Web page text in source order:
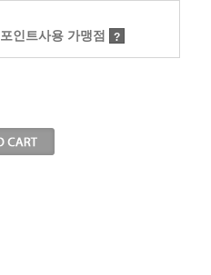
포인트사용 가맹점 ?